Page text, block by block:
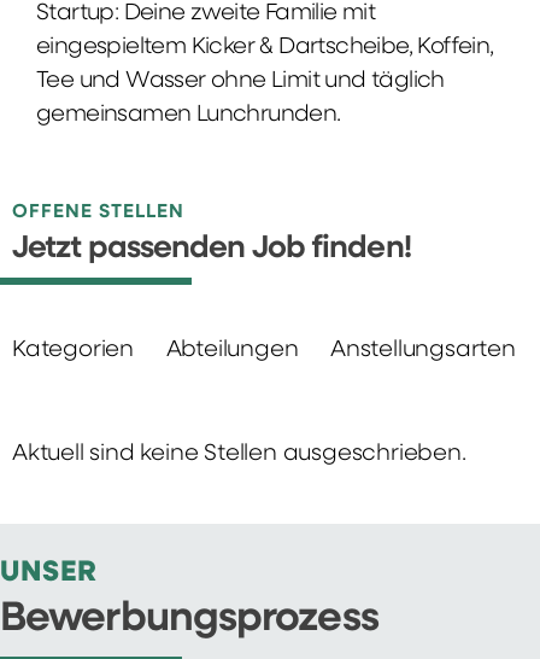
Startup: Deine zweite Familie mit
eingespieltem Kicker & Dartscheibe, Koffein,
Tee und Wasser ohne Limit und täglich
gemeinsamen Lunchrunden.
OFFENE STELLEN
Jetzt passenden Job finden!
Kategorien Abteilungen Anstellungsarten
Aktuell sind keine Stellen ausgeschrieben.
UNSER
Bewerbungsprozess